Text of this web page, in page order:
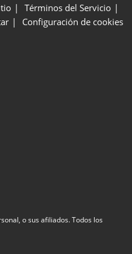
Términos del Servicio
Configuración de cookies
o sus afiliados. Todos los